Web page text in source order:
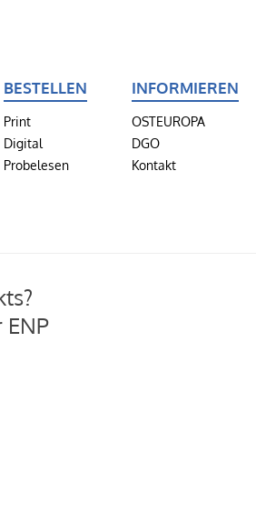
BESTELLEN
Print
Digital
Probelesen
INFORMIEREN
OSTEUROPA
DGO
Kontakt